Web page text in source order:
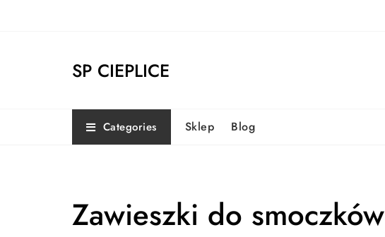
SP CIEPLICE
Categories Sklep Blog
Zawieszki do smoczków